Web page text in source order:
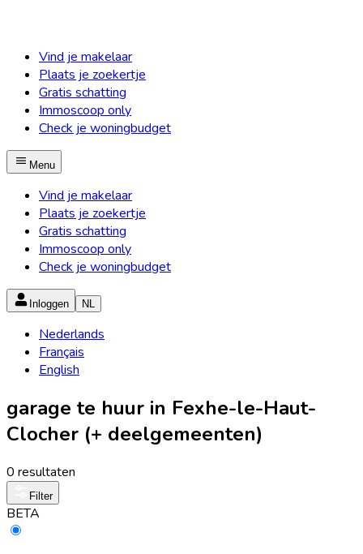
Vind je makelaar
Plaats je zoekertje
Gratis schatting
Immoscoop only
Check je woningbudget
Menu
Vind je makelaar
Plaats je zoekertje
Gratis schatting
Immoscoop only
Check je woningbudget
Inloggen NL
Nederlands
Français
English
garage te huur in Fexhe-le-Haut-
Clocher (+ deelgemeenten)
0 resultaten
Filter
BETA